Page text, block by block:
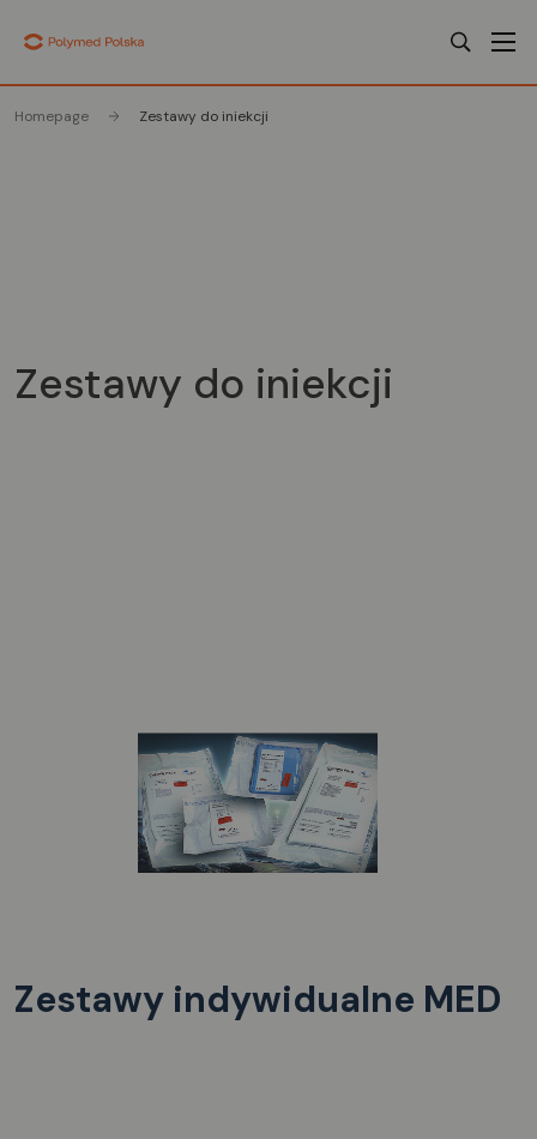
Homepage Zestawy do iniekcji
Zestawy do iniekcji
Zestawy indywidualne MED